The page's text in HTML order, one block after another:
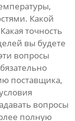
Какой
точность
вы будете
вопросы
поставщика,
вопросы
полную